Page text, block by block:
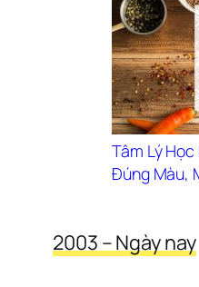
Tâm Lý
Đúng Màu,
2003 – Ngày nay